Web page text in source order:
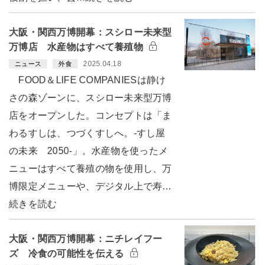
大阪・関西万博開幕：スシロー未来型
万博店 水産物はすべて養殖物
ニュース 外食 2025.04.18
FOOD＆LIFE COMPANIESは静け
さの森ゾーンに、スシロー未来型万博
店をオープンした。コンセプトは「ま
わるすしは、つづくすしへ。-すし屋
の未来 2050-」。水産物を使ったメ
ニューはすべて養殖の物を使用し、万
博限定メニューや、デジタル上で寿…
続きを読む
大阪・関西万博開幕：ニチレイフー
ズ 冷食の可能性を伝える